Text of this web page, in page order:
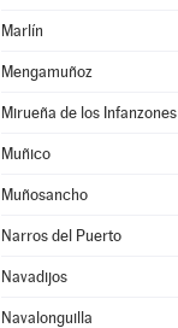
Marlín
Mengamuñoz
Mirueña de los Infanzones
Muñico
Muñosancho
Narros del Puerto
Navadijos
Navalonguilla